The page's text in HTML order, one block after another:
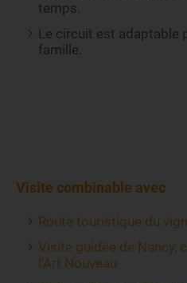
temps.
Le circuit est adaptable
famille.
Visite combinable avec
Route touristique du
Visite guidée de Nancy,
l'Art Nouveau